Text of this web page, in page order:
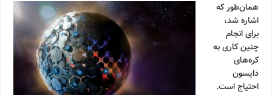
همان‌طور که
اشاره شد،
برای انجام
چنین کاری به
کره‌های
دایسون
احتیاج است.